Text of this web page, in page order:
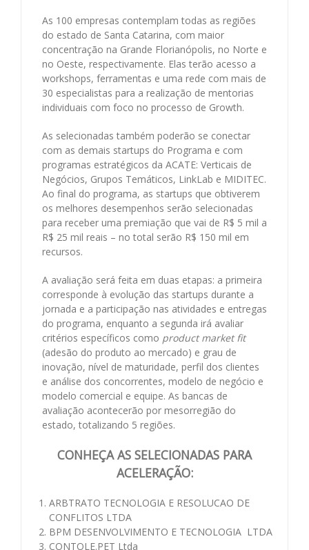
As 100 empresas contemplam todas as regiões
do estado de Santa Catarina, com maior
concentração na Grande Florianópolis, no Norte e
no Oeste, respectivamente. Elas terão acesso a
workshops, ferramentas e uma rede com mais de
30 especialistas para a realização de mentorias
individuais com foco no processo de Growth.
As selecionadas também poderão se conectar
com as demais startups do Programa e com
programas estratégicos da ACATE: Verticais de
Negócios, Grupos Temáticos, LinkLab e MIDITEC.
Ao final do programa, as startups que obtiverem
os melhores desempenhos serão selecionadas
para receber uma premiação que vai de R$ 5 mil a
R$ 25 mil reais – no total serão R$ 150 mil em
recursos.
A avaliação será feita em duas etapas: a primeira
corresponde à evolução das startups durante a
jornada e a participação nas atividades e entregas
do programa, enquanto a segunda irá avaliar
critérios específicos como product market fit
(adesão do produto ao mercado) e grau de
inovação, nível de maturidade, perfil dos clientes
e análise dos concorrentes, modelo de negócio e
modelo comercial e equipe. As bancas de
avaliação acontecerão por mesorregião do
estado, totalizando 5 regiões.
CONHEÇA AS SELECIONADAS PARA
ACELERAÇÃO:
ARBTRATO TECNOLOGIA E RESOLUCAO DE
CONFLITOS LTDA
BPM DESENVOLVIMENTO E TECNOLOGIA LTDA
CONTOLE.PET Ltda